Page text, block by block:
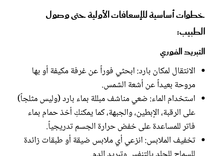
خطوات أساسية للإسعافات الأولية حتى وصول
الطبيب:
التبريد الفوري
الانتقال لمكان بارد: ابحثي فوراً عن غرفة مكيفة أو بها
مروحة بعيداً عن أشعة الشمس.
استخدام الماء: ضعي مناشف مبللة بماء بارد (وليس مثلجاً)
على الرقبة، الإبطين، والجبهة، كما يمكنكِ أخذ حمام بماء
فاتر للمساعدة على خفض حرارة الجسم تدريجياً.
تخفيف الملابس: انزعي أي ملابس ضيقة أو طبقات زائدة